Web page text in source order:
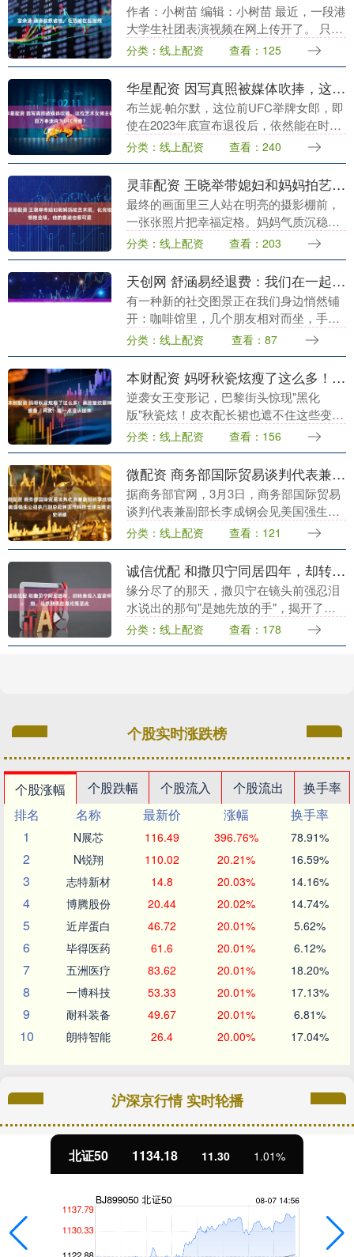
作者：小树苗 编辑：小树苗 最近，一段港
大学生社团表演视频在网上传开了。 只见
学生们穿着统一的服装，跟着节拍跺脚拍
手。更吸引眼球的是——有男生直接bra外
穿、套....
分类：线上配资 查看：125
华星配资 因写真照被媒体吹捧，这位艺术女博主被百万拳迷称为UFC传奇？
布兰妮·帕尔默，这位前UFC举牌女郎，即
使在2023年底宣布退役后，依然能在时尚
和艺术领域掀起波澜，持续引爆话题，堪
称一位成功火出圈的时尚达人。近日，她
的一组内....
分类：线上配资 查看：240
灵菲配资 王晓举带媳妇和妈妈拍艺术照，化完妆惊艳全场，他的套装也很可爱
最终的画面里三人站在明亮的摄影棚前，
一张张照片把幸福定格。妈妈气质沉稳端
庄，媳妇温婉大方，儿子则笑意盈盈、目
光柔和，仿佛要把这份安康和感恩一并收
藏。三人相互搭肩....
分类：线上配资 查看：203
天创网 舒涵易经退费：我们在一起，但各玩各的手机
有一种新的社交图景正在我们身边悄然铺
开：咖啡馆里，几个朋友相对而坐，手指
在屏幕上滑动，偶尔有人抬头，分享一段
搞笑的短视频或一句随口的吐槽，随后空
间里又只剩下咖啡....
分类：线上配资 查看：87
本财配资 妈呀秋瓷炫瘦了这么多！满脸皱纹眼神疲惫，网友：差一点没认出来
逆袭女王变形记，巴黎街头惊现"黑化
版"秋瓷炫！皮衣配长裙也遮不住这些变
化... ??时尚灾难or人生勋章？ 46岁韩星秋
瓷炫在巴黎时装周亮相时惊掉网友下巴
——古....
分类：线上配资 查看：156
微配资 商务部国际贸易谈判代表兼副部长李成钢会见美国强生公司执行副总裁兼医疗科技全球主席史明德
据商务部官网，3月3日，商务部国际贸易
谈判代表兼副部长李成钢会见美国强生公
司执行副总裁兼医疗科技全球主席史明
德，双方就中美经贸关系、强生公司在华
业务发展等进行了....
分类：线上配资 查看：121
诚信优配 和撒贝宁同居四年，却转身投入富豪怀抱，没想到现在竟沦落至此
缘分尽了的那天，撒贝宁在镜头前强忍泪
水说出的那句"是她先放的手"，揭开了这
段央视往事最痛的伤疤。 当年这对璧人堪
称传媒界的模范情侣，从电影频道到新闻
分类：线上配资 查看：178
个股实时涨跌榜
个股涨幅 个股跌幅 个股流入 个股流出
换手率
排名
名称 最新价 涨幅
换手率
1
N展芯 116.49 396.76% 78.91%
2 N锐翔 110.02 20.21% 16.59%
3 志特新材 14.8 20.03% 14.16%
4 博腾股份 20.44 20.02% 14.74%
5 近岸蛋白 46.72 20.01% 5.62%
6 毕得医药 61.6 20.01% 6.12%
7 五洲医疗 83.62 20.01% 18.20%
8 一博科技 53.33 20.01% 17.13%
9 耐科装备 49.67 20.01% 6.81%
10 朗特智能 26.4 20.00% 17.04%
沪深京行情 实时轮播
北证50 1134.18 11.30 1.01%